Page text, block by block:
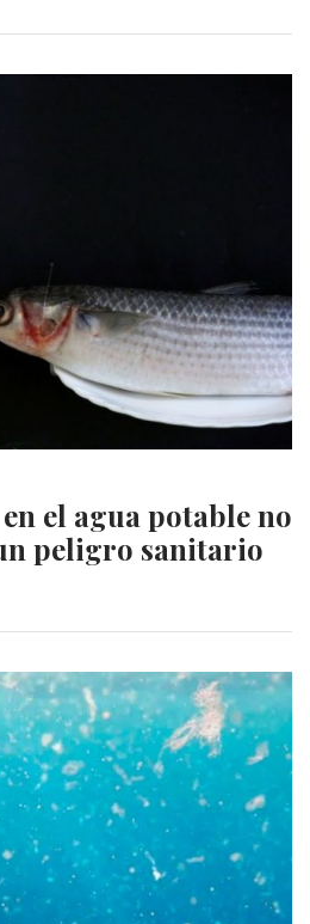
el agua potable no
peligro sanitario